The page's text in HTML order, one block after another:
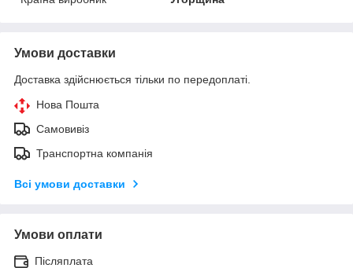
Умови доставки
Доставка здійснюється тільки по передоплаті.
Нова Пошта
Самовивіз
Транспортна компанія
Всі умови доставки
Умови оплати
Післяплата